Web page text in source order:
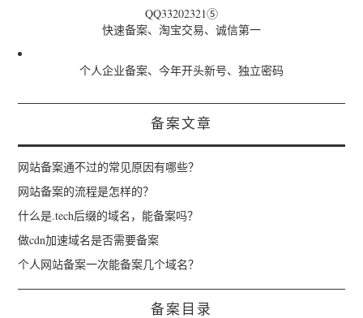
QQ33202321⑤
快速备案、淘宝交易、诚信第一
个人企业备案、今年开头新号、独立密码
备案文章
网站备案通不过的常见原因有哪些？
网站备案的流程是怎样的？
什么是.tech后缀的域名，能备案吗？
做cdn加速域名是否需要备案
个人网站备案一次能备案几个域名？
备案目录